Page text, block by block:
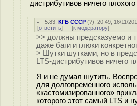
дистрибутивов ничего плохого
5.83 ,КГБ СССР (?), 20:49, 16/11/
[ответить] [к модератору]
>> должны предсказуемо и
даже баги и глюки
> Шутки шутками, но в
LTS-дистрибутивов ничего
Я и не думал шутить.
для долговременного
«кастомизированного»
которого этот самый LTS и